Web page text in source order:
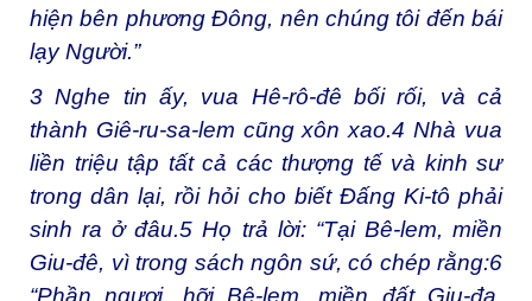
hiện bên phương Đông, nên chúng tôi đến bái
lạy Người.”
3 Nghe tin ấy, vua Hê-rô-đê bối rối, và cả
thành Giê-ru-sa-lem cũng xôn xao.4 Nhà vua
liền triệu tập tất cả các thượng tế và kinh sư
trong dân lại, rồi hỏi cho biết Đấng Ki-tô phải
sinh ra ở đâu.5 Họ trả lời: “Tại Bê-lem, miền
Giu-đê, vì trong sách ngôn sứ, có chép rằng:6
“Phần ngươi, hỡi Bê-lem, miền đất Giu-đa,